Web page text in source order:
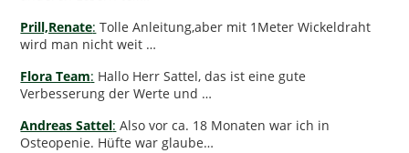
Prill,Renate: Tolle Anleitung,aber mit 1Meter Wickeldraht
wird man nicht weit …
Flora Team: Hallo Herr Sattel, das ist eine gute
Verbesserung der Werte und …
Andreas Sattel: Also vor ca. 18 Monaten war ich in
Osteopenie. Hüfte war glaube…